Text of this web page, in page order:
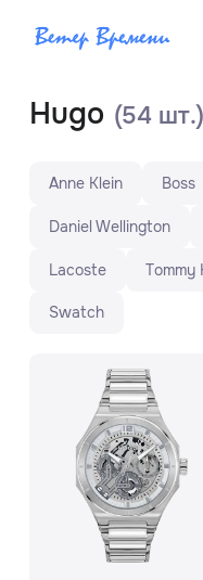
Hugo (54 шт.)
Anne Klein Boss
Daniel Wellington
Lacoste Tommy
Swatch